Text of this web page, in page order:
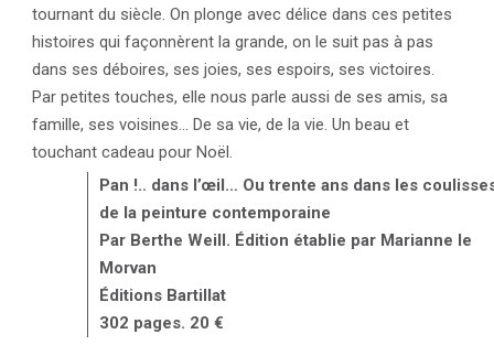
tournant du siècle. On plonge avec délice dans ces petites
histoires qui façonnèrent la grande, on le suit pas à pas
dans ses déboires, ses joies, ses espoirs, ses victoires.
Par petites touches, elle nous parle aussi de ses amis, sa
famille, ses voisines… De sa vie, de la vie. Un beau et
touchant cadeau pour Noël.
Pan !.. dans l’œil… Ou trente ans dans les
de la peinture contemporaine
Par Berthe Weill. Édition établie par Marianne le
Morvan
Éditions Bartillat
302 pages. 20 €